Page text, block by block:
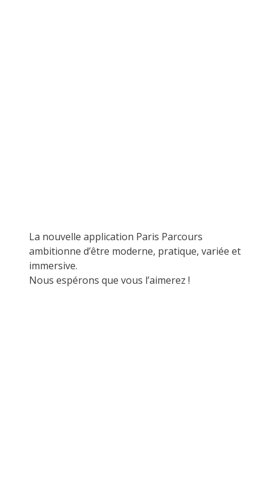
La nouvelle application Paris Parcours
ambitionne d’être moderne, pratique, variée et
immersive.
Nous espérons que vous l’aimerez !